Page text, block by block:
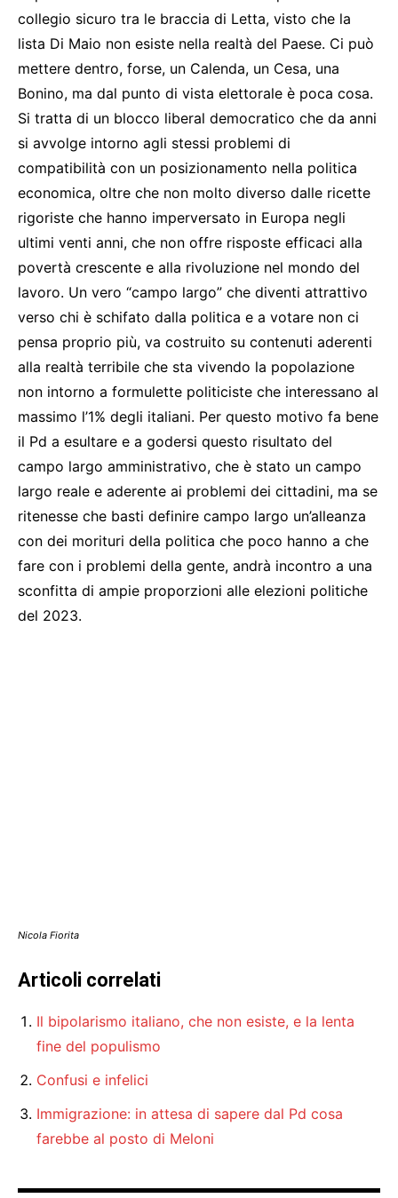
collegio sicuro tra le braccia di Letta, visto che la
lista Di Maio non esiste nella realtà del Paese. Ci può
mettere dentro, forse, un Calenda, un Cesa, una
Bonino, ma dal punto di vista elettorale è poca cosa.
Si tratta di un blocco liberal democratico che da anni
si avvolge intorno agli stessi problemi di
compatibilità con un posizionamento nella politica
economica, oltre che non molto diverso dalle ricette
rigoriste che hanno imperversato in Europa negli
ultimi venti anni, che non offre risposte efficaci alla
povertà crescente e alla rivoluzione nel mondo del
lavoro. Un vero “campo largo” che diventi attrattivo
verso chi è schifato dalla politica e a votare non ci
pensa proprio più, va costruito su contenuti aderenti
alla realtà terribile che sta vivendo la popolazione
non intorno a formulette politiciste che interessano al
massimo l’1% degli italiani. Per questo motivo fa bene
il Pd a esultare e a godersi questo risultato del
campo largo amministrativo, che è stato un campo
largo reale e aderente ai problemi dei cittadini, ma se
ritenesse che basti definire campo largo un’alleanza
con dei morituri della politica che poco hanno a che
fare con i problemi della gente, andrà incontro a una
sconfitta di ampie proporzioni alle elezioni politiche
del 2023.
Nicola Fiorita
Articoli correlati
Il bipolarismo italiano, che non esiste, e la lenta
fine del populismo
Confusi e infelici
Immigrazione: in attesa di sapere dal Pd cosa
farebbe al posto di Meloni